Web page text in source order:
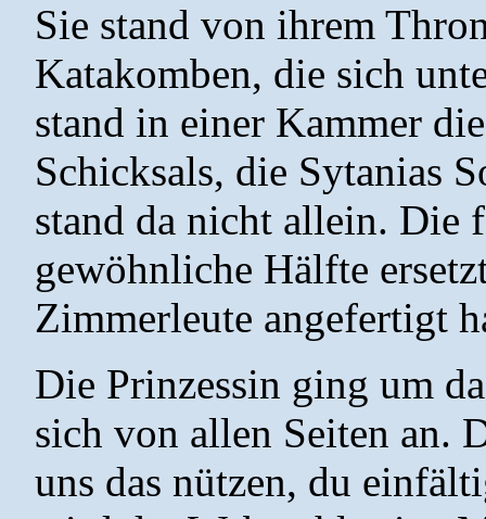
Sie stand von ihrem
Katakomben, die sich
stand in einer Kammer
Schicksals, die Sytanias
stand da nicht allein. Die
gewöhnliche Hälfte
Zimmerleute angefertigt
Die Prinzessin ging um
sich von allen Seiten an.
uns das nützen, du